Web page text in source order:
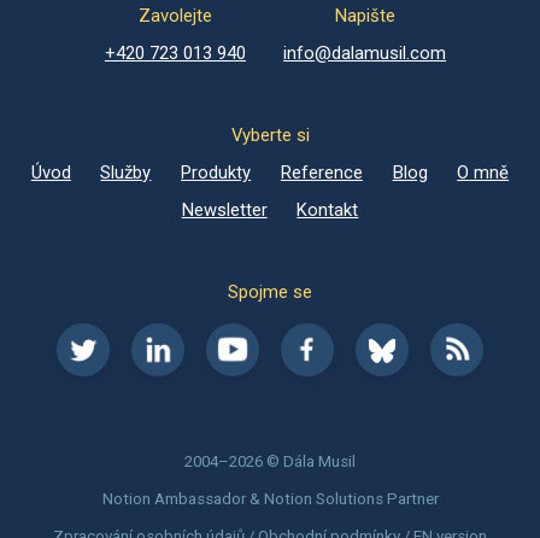
Zavolejte
+420 723 013 940
Napište
info@dalamusil.com
Vyberte si
Úvod
Služby Produkty Reference Blog
O mně
Newsletter
Kontakt
Spojme se
2004–2026 © Dála Musil
Notion Ambassador & Notion Solutions Partner